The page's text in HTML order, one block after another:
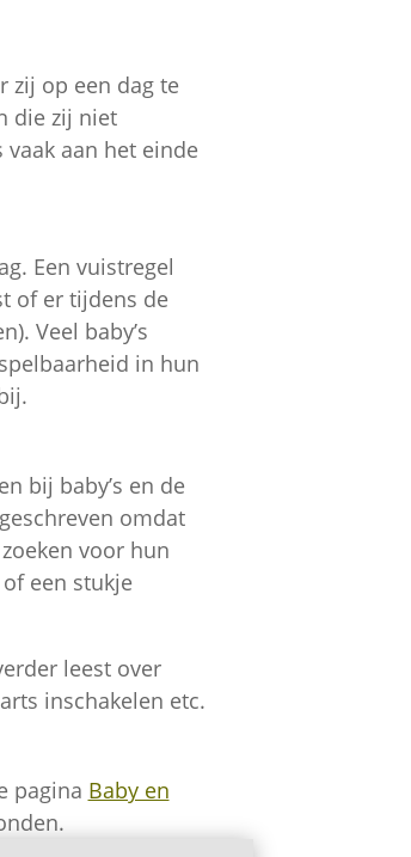
zij op een dag te
die zij niet
aan het einde
Een vuistregel
of er tijdens de
Veel baby’s
in hun
bij baby’s en de
omdat
voor hun
een stukje
leest over
inschakelen etc.
pagina Baby en